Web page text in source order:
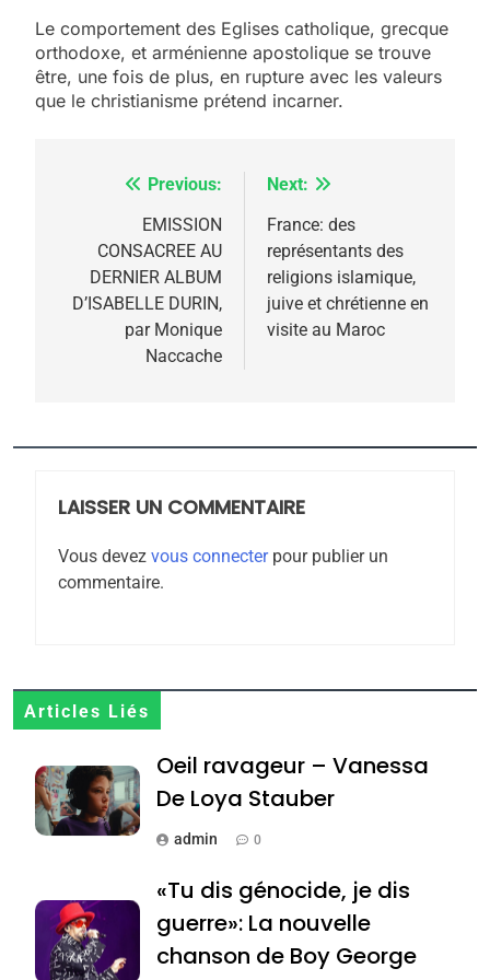
Le comportement des Eglises catholique, grecque
orthodoxe, et arménienne apostolique se trouve
être, une fois de plus, en rupture avec les valeurs
que le christianisme prétend incarner.
Navigation
l’article
Previous:
EMISSION
CONSACREE AU
DERNIER ALBUM
D’ISABELLE DURIN,
par Monique
Naccache
Next:
France: des
représentants des
religions islamique,
juive et chrétienne en
visite au Maroc
LAISSER UN COMMENTAIRE
Vous devez vous connecterpour publier un
commentaire.
Articles Liés
Oeil ravageur – Vanessa
De Loya Stauber
admin 0
«Tu dis génocide, je dis
guerre»: La nouvelle
chanson de Boy George
meurtrière selon le
rapport d’ADL contre
l’antisémitisme
FRANCE ISRAÉL
POURQUOI JE REVENDIQUE
MA JUDAÏTE par Thérèse
Zrihen-Dvir
ISRAÉL JUDAISME
CE QUI NOUS MANQUE –
Jacques Hadida
JUDAISME
Maroc : Les amandes de
Azilal consacrés produits
DAFINA MAROC
1
2
guerre»: La nouvelle
chanson de Boy George
ISRAÉL JUDAISME
Tout sur la Nostalgie
SOUVENIRS